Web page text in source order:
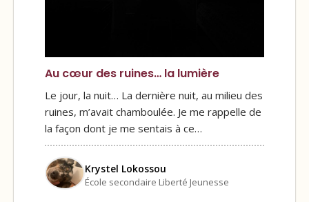
Au cœur des ruines… la lumière
Le jour, la nuit… La dernière nuit, au milieu des
ruines, m’avait chamboulée. Je me rappelle de
la façon dont je me sentais à ce…
Krystel Lokossou
École secondaire Liberté Jeunesse